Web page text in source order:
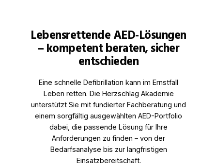
Lebensrettende AED-Lösungen
– kompetent beraten, sicher
entschieden
Eine schnelle Defibrillation kann im Ernstfall
Leben retten. Die Herzschlag Akademie
unterstützt Sie mit fundierter Fachberatung und
einem sorgfältig ausgewählten AED-Portfolio
dabei, die passende Lösung für Ihre
Anforderungen zu finden – von der
Bedarfsanalyse bis zur langfristigen
Einsatzbereitschaft.